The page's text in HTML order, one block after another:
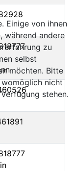
Einige von ihnen
während andere
zu
selbst
möchten. Bitte
womöglich nicht
stehen.